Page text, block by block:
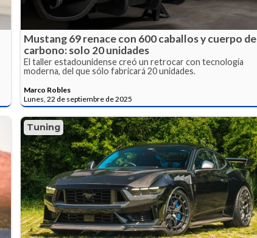
Mustang 69 renace con 600 caballos y cuerpo de
carbono: solo 20 unidades
El taller estadounidense creó un retrocar con tecnología
moderna, del que sólo fabricará 20 unidades.
Marco Robles
Lunes, 22 de septiembre de 2025
Tuning